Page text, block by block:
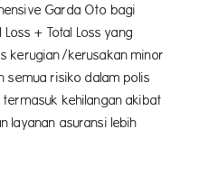
Garda Oto bagi
+ Total Loss yang
kerugian/kerusakan minor
semua risiko dalam polis
kehilangan akibat
layanan asuransi lebih